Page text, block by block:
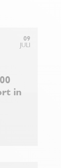
09
JULI
in